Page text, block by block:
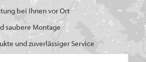
bei Ihnen vor Ort
saubere Montage
und zuverlässiger Service